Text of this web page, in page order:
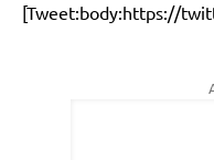
[Tweet:body:https://